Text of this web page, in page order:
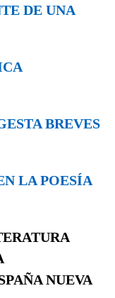
DE UNA
BREVES
LA POESÍA
NUEVA